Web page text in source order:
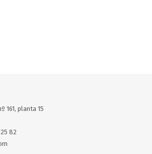
161, planta 15
82